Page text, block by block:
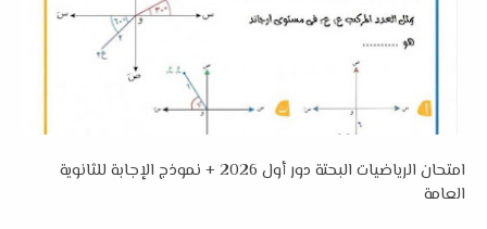
امتحان الرياضيات البحتة دور أول 2026 + نموذج الإجابة للثانوية
العامة